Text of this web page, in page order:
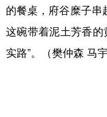
的餐桌，府谷糜子串
这碗带着泥土芳香
实路”。（樊仲森 马宇